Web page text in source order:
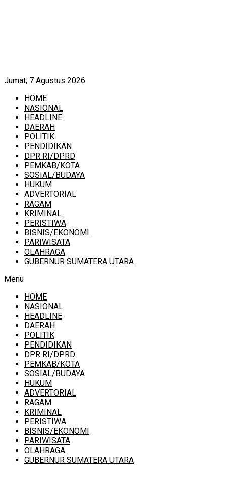
Jumat, 7 Agustus 2026
HOME
NASIONAL
HEADLINE
DAERAH
POLITIK
PENDIDIKAN
DPR RI/DPRD
PEMKAB/KOTA
SOSIAL/BUDAYA
HUKUM
ADVERTORIAL
RAGAM
KRIMINAL
PERISTIWA
BISNIS/EKONOMI
PARIWISATA
OLAHRAGA
GUBERNUR SUMATERA UTARA
Menu
HOME
NASIONAL
HEADLINE
DAERAH
POLITIK
PENDIDIKAN
DPR RI/DPRD
PEMKAB/KOTA
SOSIAL/BUDAYA
HUKUM
ADVERTORIAL
RAGAM
KRIMINAL
PERISTIWA
BISNIS/EKONOMI
PARIWISATA
OLAHRAGA
GUBERNUR SUMATERA UTARA